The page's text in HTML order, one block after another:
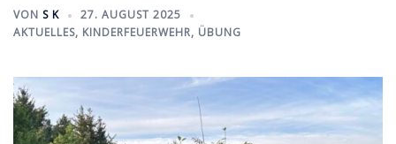
VON S K
27. AUGUST 2025
AKTUELLES, KINDERFEUERWEHR, ÜBUNG